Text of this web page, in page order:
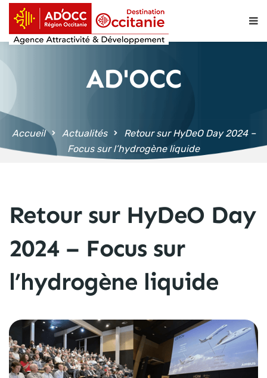
principal
AD'OCC
Accueil Actualités
Retour sur HyDeO Day 2024 –
Focus sur l’hydrogène liquide
Retour sur HyDeO Day
2024 – Focus sur
l’hydrogène liquide